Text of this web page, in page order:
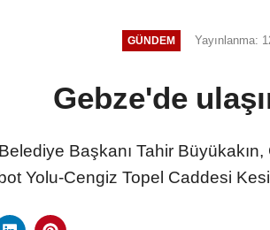
GÜNDEM Yayınlanma:
Gebze'de
Başkanı Tahir
Yolu-Cengiz Topel Caddesi